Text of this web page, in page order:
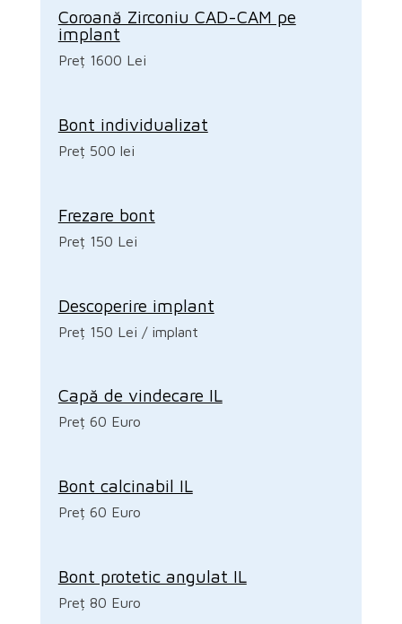
Coroană Zirconiu CAD-CAM pe
implant
Preț 1600 Lei
Bont individualizat
Preț 500 lei
Frezare bont
Preț 150 Lei
Descoperire implant
Preț 150 Lei / implant
Capă de vindecare IL
Preț 60 Euro
Bont calcinabil IL
Preț 60 Euro
Bont protetic angulat IL
Preț 80 Euro